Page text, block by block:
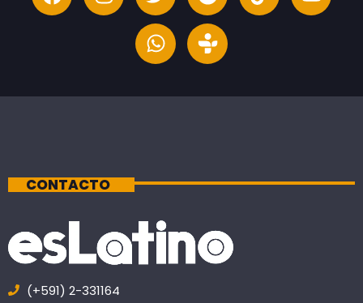
CONTACTO
(+591) 2-331164